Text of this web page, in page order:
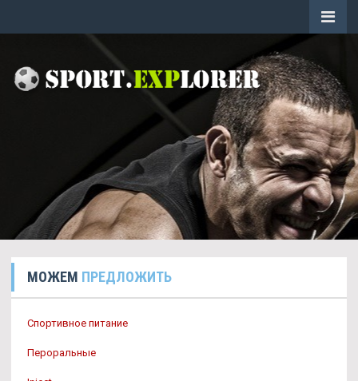
МОЖЕМ ПРЕДЛОЖИТЬ
Спортивное питание
Пероральные